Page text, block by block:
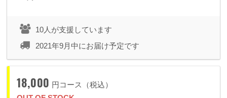
10人が支援しています
2021年9月中にお届け予定です
18,000 円コース（税込）